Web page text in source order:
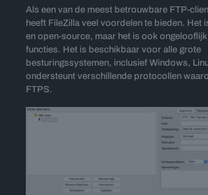
Als een van de meest betrouwbare FTP-
heeft FileZilla veel voordelen te bieden. Het
en open-source, maar het is ook
functies. Het is beschikbaar voor alle grote
besturingssystemen, inclusief Windows,
ondersteunt verschillende protocollen
FTPS.